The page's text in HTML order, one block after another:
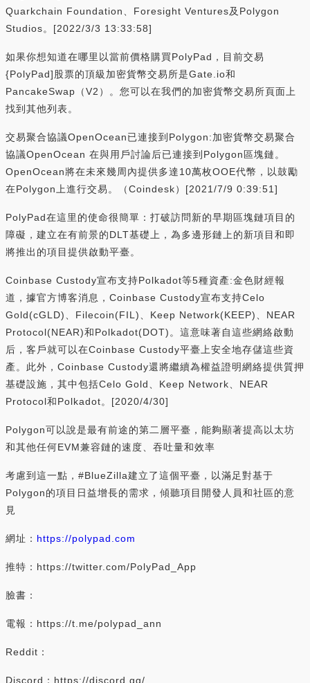
Quarkchain Foundation、Foresight Ventures及Polygon
Studios。[2022/3/3 13:33:58]
如果你想知道在哪里以當前價格購買PolyPad，目前交易
{PolyPad]股票的頂級加密貨幣交易所是Gate.io和
PancakeSwap（V2）。您可以在我們的加密貨幣交易所頁面上
找到其他列表。
交易聚合協議OpenOcean已連接到Polygon:加密貨幣交易聚合
協議OpenOcean 在與用戶討論后已連接到Polygon區塊鏈。
OpenOcean將在未來幾周內提供多達10萬枚OOE代幣，以鼓勵
在Polygon上進行交易。（Coindesk）[2021/7/9 0:39:51]
PolyPad在這里的使命很簡單：打破訪問新的早期區塊鏈項目的
障礙，建立在有前景的DLT基礎上，為多邊形鏈上的新項目和即
將推出的項目提供啟動平臺。
Coinbase Custody宣布支持Polkadot等5種資產:金色財經報
道，據官方博客消息，Coinbase Custody宣布支持Celo
Gold(cGLD)、Filecoin(FIL)、Keep Network(KEEP)、NEAR
Protocol(NEAR)和Polkadot(DOT)。這意味著自這些網絡啟動
后，客戶就可以在Coinbase Custody平臺上安全地存儲這些資
產。此外，Coinbase Custody還將繼續為權益證明網絡提供質押
基礎設施，其中包括Celo Gold、Keep Network、NEAR
Protocol和Polkadot。[2020/4/30]
Polygon可以說是最有前途的第二層平臺，能夠顯著提高以太坊
和其他任何EVM兼容鏈的速度、吞吐量和效率
考慮到這一點，#BlueZilla建立了這個平臺，以滿足對基于
Polygon的項目日益增長的需求，傾聽項目開發人員和社區的意
見
網址： https://polypad.com
推特：https://twitter.com/PolyPad_App
臉書：
電報：https://t.me/polypad_ann
Reddit：
Discord：https://discord.gg/